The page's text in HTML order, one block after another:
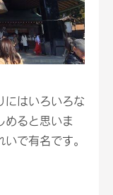
にはいろいろな
めると思いま
で有名です。